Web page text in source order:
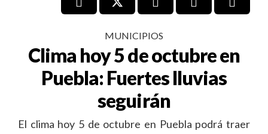
MUNICIPIOS
Clima hoy 5 de octubre en
Puebla: Fuertes lluvias
seguirán
El clima hoy 5 de octubre en Puebla podrá traer